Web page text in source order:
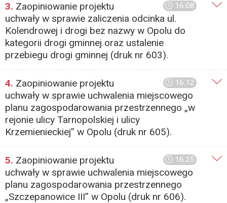
16:08
3. Zaopiniowanie projektu
uchwały w sprawie zaliczenia odcinka ul.
Kolendrowej i drogi bez nazwy w Opolu do
kategorii drogi gminnej oraz ustalenie
przebiegu drogi gminnej (druk nr 603).
16:12
4. Zaopiniowanie projektu
uchwały w sprawie uchwalenia miejscowego
planu zagospodarowania przestrzennego „w
rejonie ulicy Tarnopolskiej i ulicy
Krzemienieckiej” w Opolu (druk nr 605).
16:25
5. Zaopiniowanie projektu
uchwały w sprawie uchwalenia miejscowego
planu zagospodarowania przestrzennego
„Szczepanowice III” w Opolu (druk nr 606).